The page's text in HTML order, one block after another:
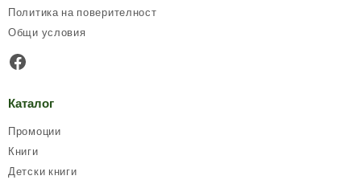
Политика на поверителност
Общи условия
Facebook
Каталог
Промоции
Книги
Детски книги